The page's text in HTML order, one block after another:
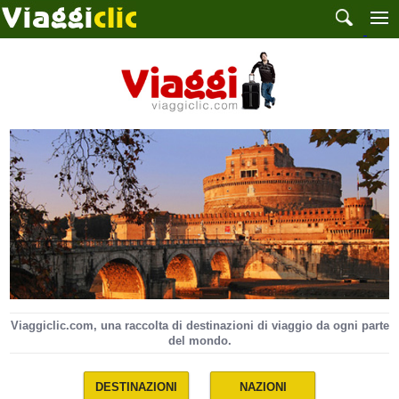
Viaggiclic.com, una raccolta di destinazioni di viaggio da ogni parte
del mondo.
DESTINAZIONI NAZIONI